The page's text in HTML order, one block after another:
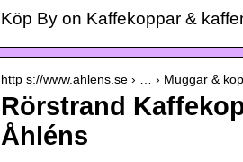
Köp By on Kaffekoppar &
http s://www.ahlens.se › … › Muggar &
Rörstrand
Åhléns